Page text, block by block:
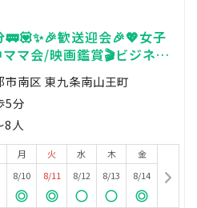
歓送迎会🎉💖女子
マ会/映画鑑賞🎬ビジネ
ゲーム機🎮Fire TV🎊
市南区 東九条南山王町
5分
8人
月
8/10
火
8/11
水
8/12
木
8/13
金
8/14